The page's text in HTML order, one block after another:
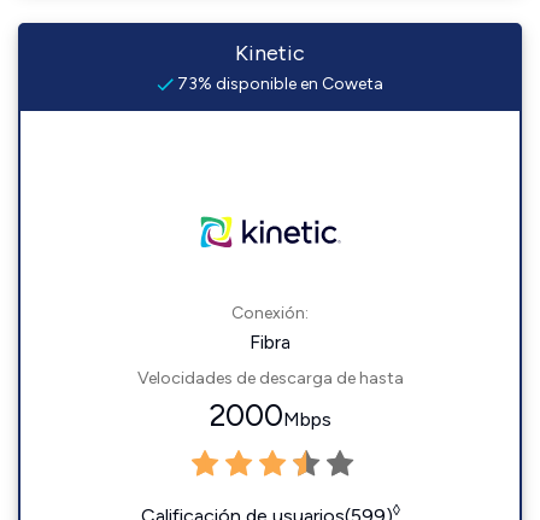
Kinetic
73% disponible en Coweta
Conexión:
Fibra
Velocidades de descarga de hasta
2000Mbps
◊